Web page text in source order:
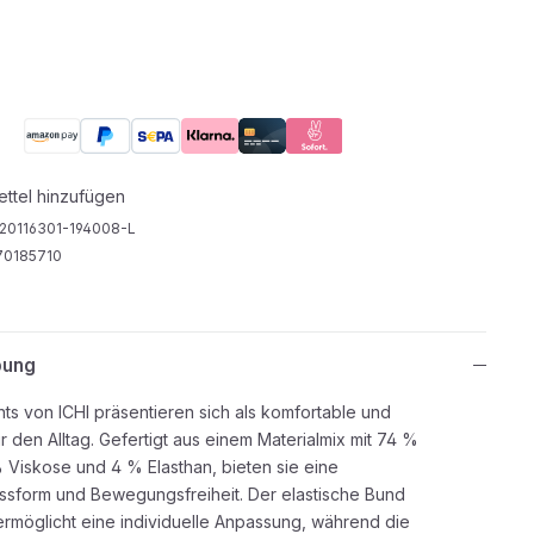
hinzufügen
194008-L
von ICHI präsentieren sich als komfortable und
den Alltag. Gefertigt aus einem Materialmix mit 74 %
Viskose und 4 % Elasthan, bieten sie eine
und Bewegungsfreiheit. Der elastische Bund
eine individuelle Anpassung, während die